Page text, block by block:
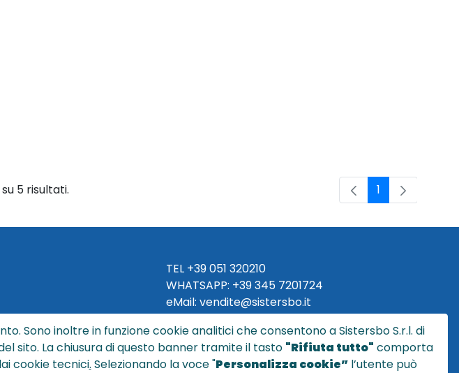
5 risultati. Pagina
1
VENDITA
TEL +39 051 320210
WHATSAPP: +39345 7201724
eMail: vendite@sistersbo.it
Orari Uffici:
Lun - Ven: 08:30 - 18:00
Sono inoltre in funzione cookie analitici che consentono a Sistersbo S.r.l. di
sito. La chiusura di questo banner tramite il tasto "Rifiuta tutto" comporta
cookie tecnici. Selezionando la voce "Personalizza cookie”l’utente può